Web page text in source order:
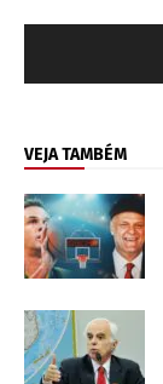
VEJA TAMBÉM